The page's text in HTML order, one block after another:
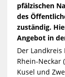
GEMEINDEN
TOURISMUS
SANIERUNG
pfälzischen
des
zuständig.
Angebot in
Der
Rhein-Neckar
Kusel und